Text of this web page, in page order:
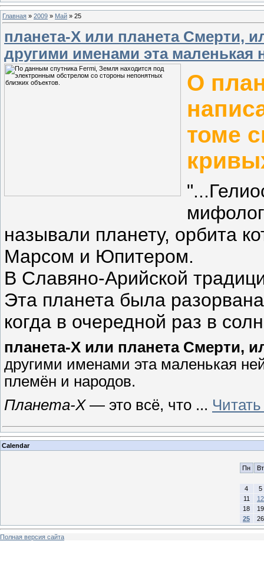
Главная » 2009 » Май » 25
планета-Х или планета Смерти,
другими именами эта маленькая
О
томе
называли планету, орбита
Марсом и Юпитером.
В Славяно-Арийской
Эта планета была
когда в очередной раз в
планета-Х или планета Смерти,
другими именами эта маленькая
племён и народов.
Планета-Х — это всё, что ...
Calendar
Пн Вт
4
5
11
12
18
19
25
26
Полная версия сайта